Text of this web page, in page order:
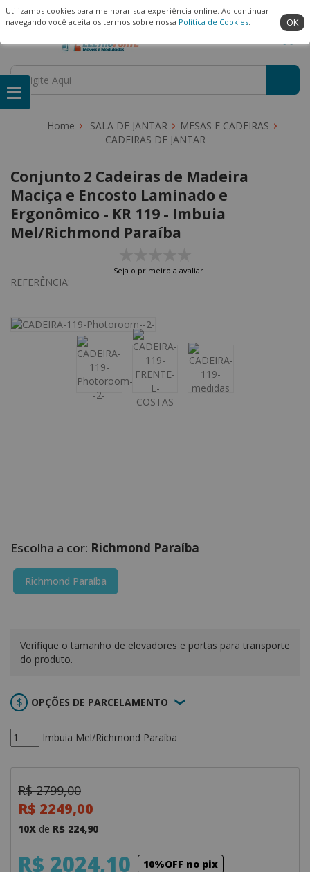
Utilizamos cookies para melhorar sua experiência online. Ao continuar
navegando você aceita os termos sobre nossa Política de Cookies. OK
(22) 99909-3407 Ambiente Seguro
SALA DE JANTAR
MESAS E CADEIRAS
CADEIRAS DE JANTAR
Conjunto 2 Cadeiras de Madeira
Maciça e Encosto Laminado e
Ergonômico - KR 119 - Imbuia
Mel/Richmond Paraíba
Seja o primeiro a avaliar
REFERÊNCIA:
Richmond Paraíba
Richmond Paraíba
Imbuia Mel/Richmond Paraíba
Verifique o tamanho de elevadores e portas para transporte
do produto.
OPÇÕES DE PARCELAMENTO
R$ 2799,00
R$ 2249,00
10X de R$ 224,90
R$ 2024,10
10%OFF no pix